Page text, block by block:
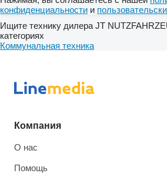
конфиденциальности и
Ищите технику дилера JT
категориях
Коммунальная техника
Компания
О нас
Помощь